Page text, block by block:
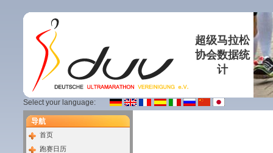
超级马拉松
协会数据统
计
Select your language:
导航
首页
跑赛日历